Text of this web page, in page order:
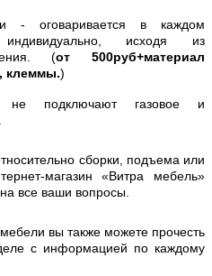
- оговаривается в каждом
исходя из
(от 500руб+материал
клеммы.)
не подключают газовое и
сборки, подъема или
магазин «Витра мебель»
все ваши вопросы.
вы также можете прочесть
с информацией по каждому